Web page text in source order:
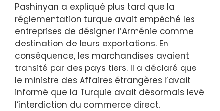
Pashinyan a expliqué plus tard que la
réglementation turque avait empêché les
entreprises de désigner l’Arménie comme
destination de leurs exportations. En
conséquence, les marchandises avaient
transité par des pays tiers. Il a déclaré que
le ministre des Affaires étrangères l’avait
informé que la Turquie avait désormais levé
l’interdiction du commerce direct.